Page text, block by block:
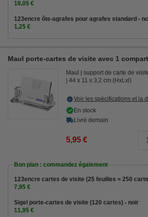
18,05 €
123encre ôte-agrafes pour agrafes standard -
1,25 €
Maul porte-cartes de visite avec 1
Maul support de carte de
44 x 11 x 3,2 cm (HxLxl)
Voir les spécifications et la
En stock
Livré demain
5,95 €
Bon plan : commandez également
123encre cartes de visite (25 feuilles = 250
7,95 €
Sigel porte-cartes de visite (120 cartes) - noir
11,95 €